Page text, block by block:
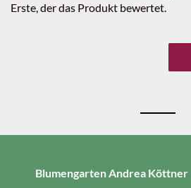
Erste, der das Produkt bewertet.
Blumengarten Andrea Köttner